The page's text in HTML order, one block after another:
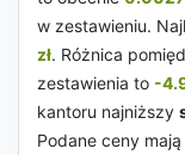
w zestawieniu.
zł. Różnica
zestawienia to -
kantoru najniższy
Podane ceny